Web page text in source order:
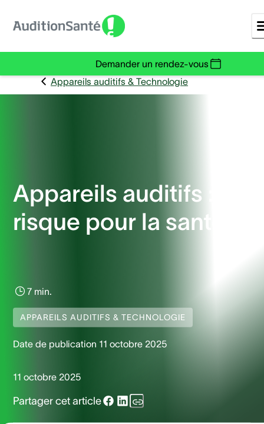
Demander un rendez-vous
Appareils auditifs & Technologie
Appareils auditifs : un
risque pour la santé ?
7 min.
APPAREILS AUDITIFS & TECHNOLOGIE
Date de publication 11 octobre 2025
11 octobre 2025
Partager cet article